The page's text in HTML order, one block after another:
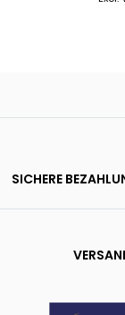
SICHERE